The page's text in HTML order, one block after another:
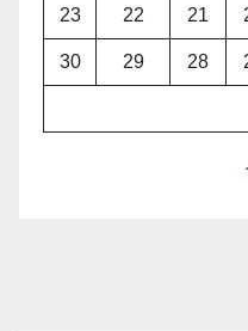
21
22
23
28
29
30